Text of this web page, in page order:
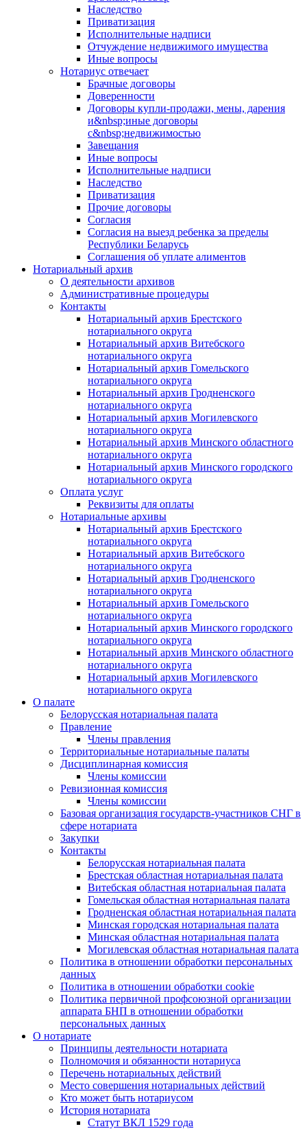
Наследство
Приватизация
Исполнительные надписи
Отчуждение недвижимого имущества
Иные вопросы
Нотариус отвечает
Брачные договоры
Доверенности
Договоры купли-продажи, мены, дарения
и&nbsp;иные договоры
с&nbsp;недвижимостью
Завещания
Иные вопросы
Исполнительные надписи
Наследство
Приватизация
Прочие договоры
Согласия
Согласия на выезд ребенка за пределы
Республики Беларусь
Соглашения об уплате алиментов
Нотариальный архив
О деятельности архивов
Административные процедуры
Контакты
Нотариальный архив Брестского
нотариального округа
Нотариальный архив Витебского
нотариального округа
Нотариальный архив Гомельского
нотариального округа
Нотариальный архив Гродненского
нотариального округа
Нотариальный архив Могилевского
нотариального округа
Нотариальный архив Минского областного
нотариального округа
Нотариальный архив Минского городского
нотариального округа
Оплата услуг
Реквизиты для оплаты
Нотариальные архивы
Нотариальный архив Брестского
нотариального округа
Нотариальный архив Витебского
нотариального округа
Нотариальный архив Гродненского
нотариального округа
Нотариальный архив Гомельского
нотариального округа
Нотариальный архив Минского городского
нотариального округа
Нотариальный архив Минского областного
нотариального округа
Нотариальный архив Могилевского
нотариального округа
О палате
Белорусская нотариальная палата
Правление
Члены правления
Территориальные нотариальные палаты
Дисциплинарная комиссия
Члены комиссии
Ревизионная комиссия
Члены комиссии
Базовая организация государств-участников СНГ в
сфере нотариата
Закупки
Контакты
Белорусская нотариальная палата
Брестская областная нотариальная палата
Витебская областная нотариальная палата
Гомельская областная нотариальная палата
Гродненская областная нотариальная палата
Минская городская нотариальная палата
Минская областная нотариальная палата
Могилевская областная нотариальная палата
Политика в отношении обработки персональных
данных
Политика в отношении обработки cookie
Политика первичной профсоюзной организации
аппарата БНП в отношении обработки
персональных данных
О нотариате
Принципы деятельности нотариата
Полномочия и обязанности нотариуса
Перечень нотариальных действий
Место совершения нотариальных действий
Кто может быть нотариусом
История нотариата
Статут ВКЛ 1529 года